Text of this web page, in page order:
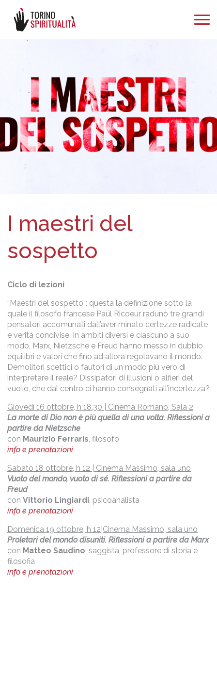
I maestri del
sospetto
Ciclo di lezioni
“Maestri del sospetto”: questa la definizione sotto la
quale il filosofo francese Paul Ricoeur radunò tre grandi
pensatori accomunati dall’aver minato certezze radicate
e verità condivise. In ambiti diversi e ciascuno a suo
modo, Marx, Nietzsche e Freud hanno messo in dubbio
equilibri e valori che fino ad allora regolavano il mondo.
Demolitori scettici o fautori di un modo più vero di
interpretare il reale? Dissipatori di illusioni o alfieri del
vuoto, che dal centro ci hanno consegnati all’incertezza?
Giovedì 16 ottobre, h 18.30 | Cinema Romano, Sala 2
La morte di Dio non è più quella di una volta. Riflessioni a
partire da Nietzsche
con Maurizio Ferraris, filosofo
info e prenotazioni
Sabato 18 ottobre, h 12 | Cinema Massimo, sala uno
Vuoto del mondo, vuoto di sé. Riflessioni a partire da
Freud
con Vittorio Lingiardi, psicoanalista
info e prenotazioni
Domenica 19 ottobre, h 12|Cinema Massimo, sala uno
Proletari del mondo disuniti. Riflessioni a partire da Marx
con Matteo Saudino, saggista, professore di storia e
filosofia
info e prenotazioni